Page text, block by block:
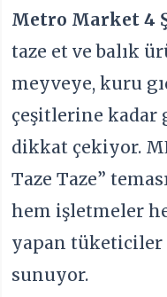
Metro Market 4
taze et ve balık
meyveye, kuru
çeşitlerine kadar
dikkat çekiyor.
Taze Taze”
hem işletmeler
yapan
sunuyor.